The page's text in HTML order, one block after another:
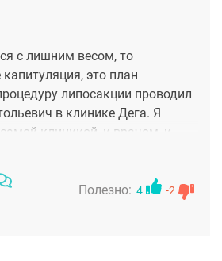
с лишним весом, то
это план
липосакции проводил
в клинике Дега. Я
клиникой, и врачом, и
стройным и красивым должно
В клинике Дега я
всего поддержку врачей и
Полезно: 4 -2